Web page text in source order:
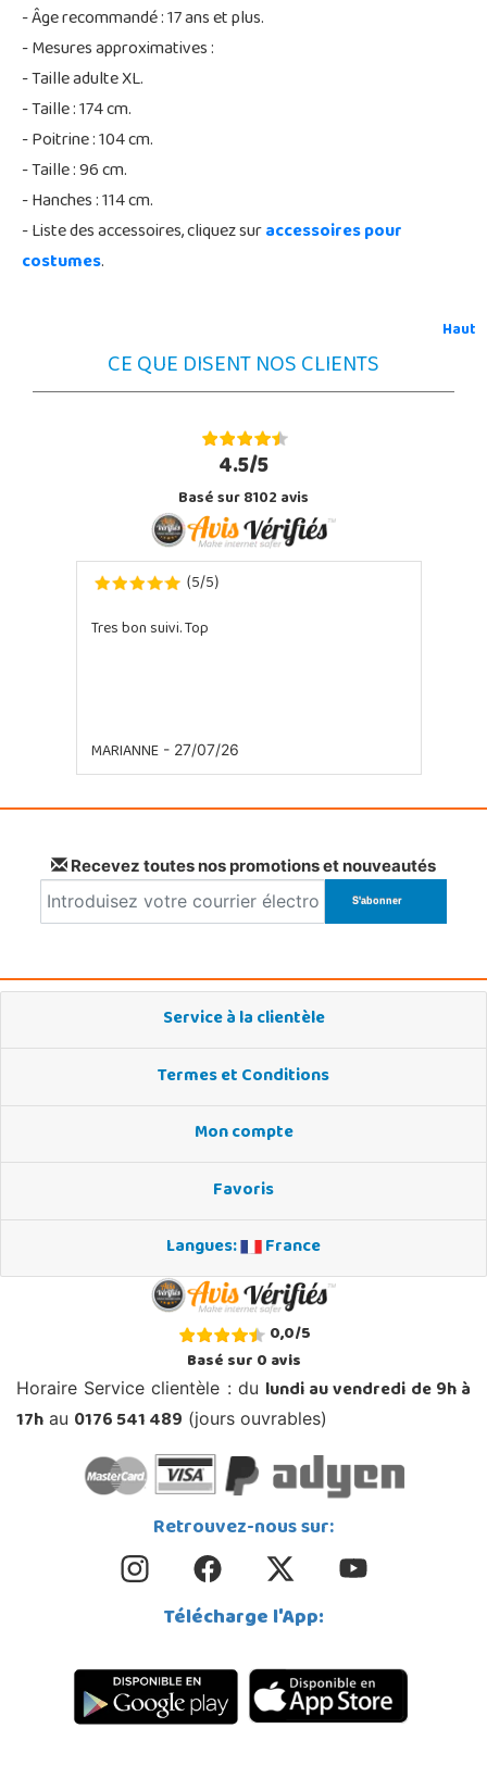
- Âge recommandé : 17 ans et plus.
- Mesures approximatives :
- Taille adulte XL.
- Taille : 174 cm.
- Poitrine : 104 cm.
- Taille : 96 cm.
- Hanches : 114 cm.
- Liste des accessoires, cliquez suraccessoires pour
costumes.
Haut
CE QUE DISENT NOS CLIENTS
4.5/5
Basé sur 8102 avis
(5/5)
Tres bon suivi. Top
MARIANNE- 27/07/26
Recevez toutes nos promotions et nouveautés
Service à la clientèle
Termes et Conditions
Mon compte
Favoris
Langues:
France
0,0/5
Basé sur0avis
Horaire Service clientèle : du lundi au vendredi de 9h à
17h au 0176 541 489 (jours ouvrables)
Retrouvez-nous sur:
Télécharge l'App: